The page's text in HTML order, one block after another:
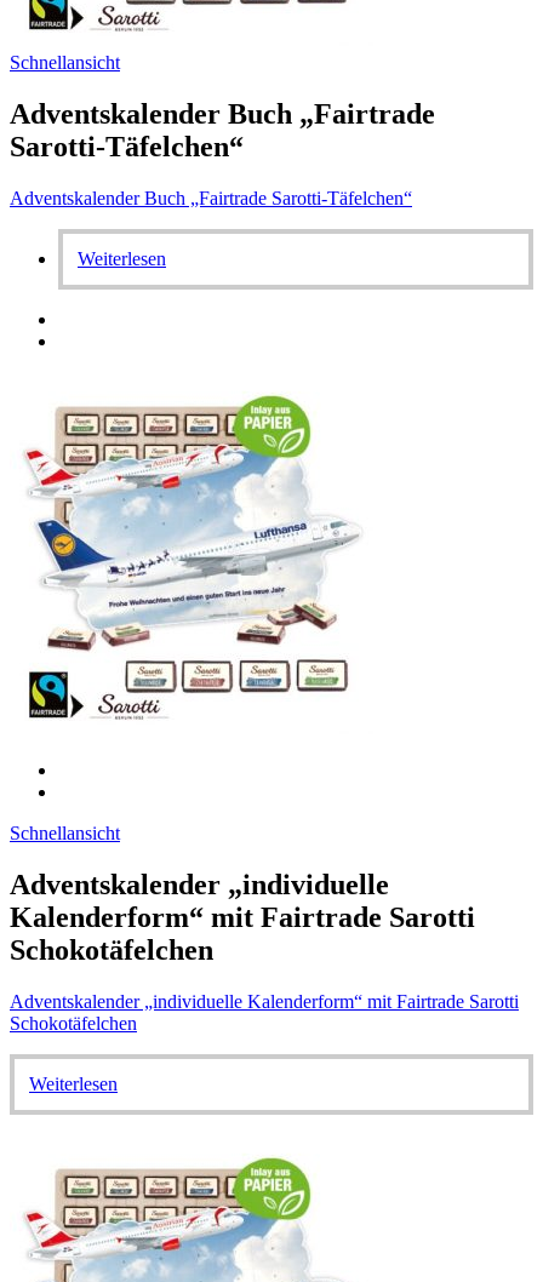
Schnellansicht
Adventskalender Buch „Fairtrade
Sarotti-Täfelchen“
Adventskalender Buch „Fairtrade Sarotti-Täfelchen“
Weiterlesen
Schnellansicht
Adventskalender „individuelle
Kalenderform“ mit Fairtrade Sarotti
Schokotäfelchen
Adventskalender „individuelle Kalenderform“ mit Fairtrade Sarotti
Schokotäfelchen
Weiterlesen